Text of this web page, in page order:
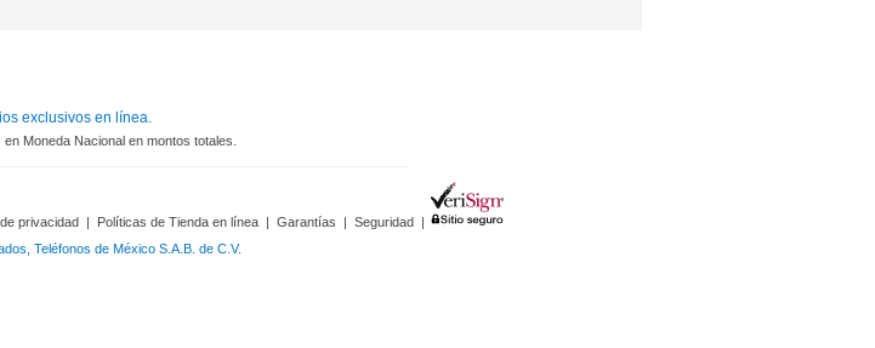
exclusivos en línea.
Moneda Nacional en montos totales.
privacidad | Políticas de Tienda en línea | Garantías | Seguridad |
Teléfonos de México S.A.B. de C.V.